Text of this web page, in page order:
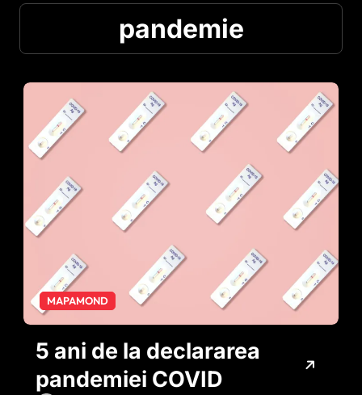
pandemie
MAPAMOND
5 ani de la declararea
pandemiei COVID